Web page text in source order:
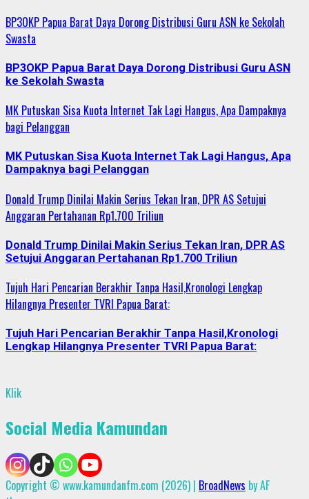
BP3OKP Papua Barat Daya Dorong Distribusi Guru ASN ke Sekolah
Swasta
BP3OKP Papua Barat Daya Dorong Distribusi Guru ASN
ke Sekolah Swasta
MK Putuskan Sisa Kuota Internet Tak Lagi Hangus, Apa Dampaknya
bagi Pelanggan
MK Putuskan Sisa Kuota Internet Tak Lagi Hangus, Apa
Dampaknya bagi Pelanggan
Donald Trump Dinilai Makin Serius Tekan Iran, DPR AS Setujui
Anggaran Pertahanan Rp1.700 Triliun
Donald Trump Dinilai Makin Serius Tekan Iran, DPR AS
Setujui Anggaran Pertahanan Rp1.700 Triliun
Tujuh Hari Pencarian Berakhir Tanpa Hasil,Kronologi Lengkap
Hilangnya Presenter TVRI Papua Barat:
Tujuh Hari Pencarian Berakhir Tanpa Hasil,Kronologi
Lengkap Hilangnya Presenter TVRI Papua Barat:
Klik
Social Media Kamundan
Copyright © www.kamundanfm.com (2026) | BroadNews by AF